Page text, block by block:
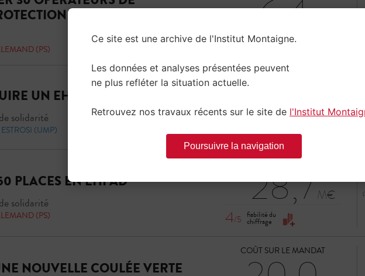
(PS)
6,4
3/5 fiabilité du
UN EHPAD
solidarité
(UMP)
COÛT SUR LE MANDAT
13,1
3/5 chiffrage
PLACES EN EHPAD
solidarité
(PS)
28,7
4/5 fiabilité du
chiffrage
NOUVELLE COULÉE VERTE
COÛT SUR LE MANDAT
Ce site est une archive de l'Institut Montaigne.
Les données et analyses présentées peuvent
ne plus refléter la situation actuelle.
Retrouvez nos travaux récents sur le site de l'Institut
Poursuivre la navigation